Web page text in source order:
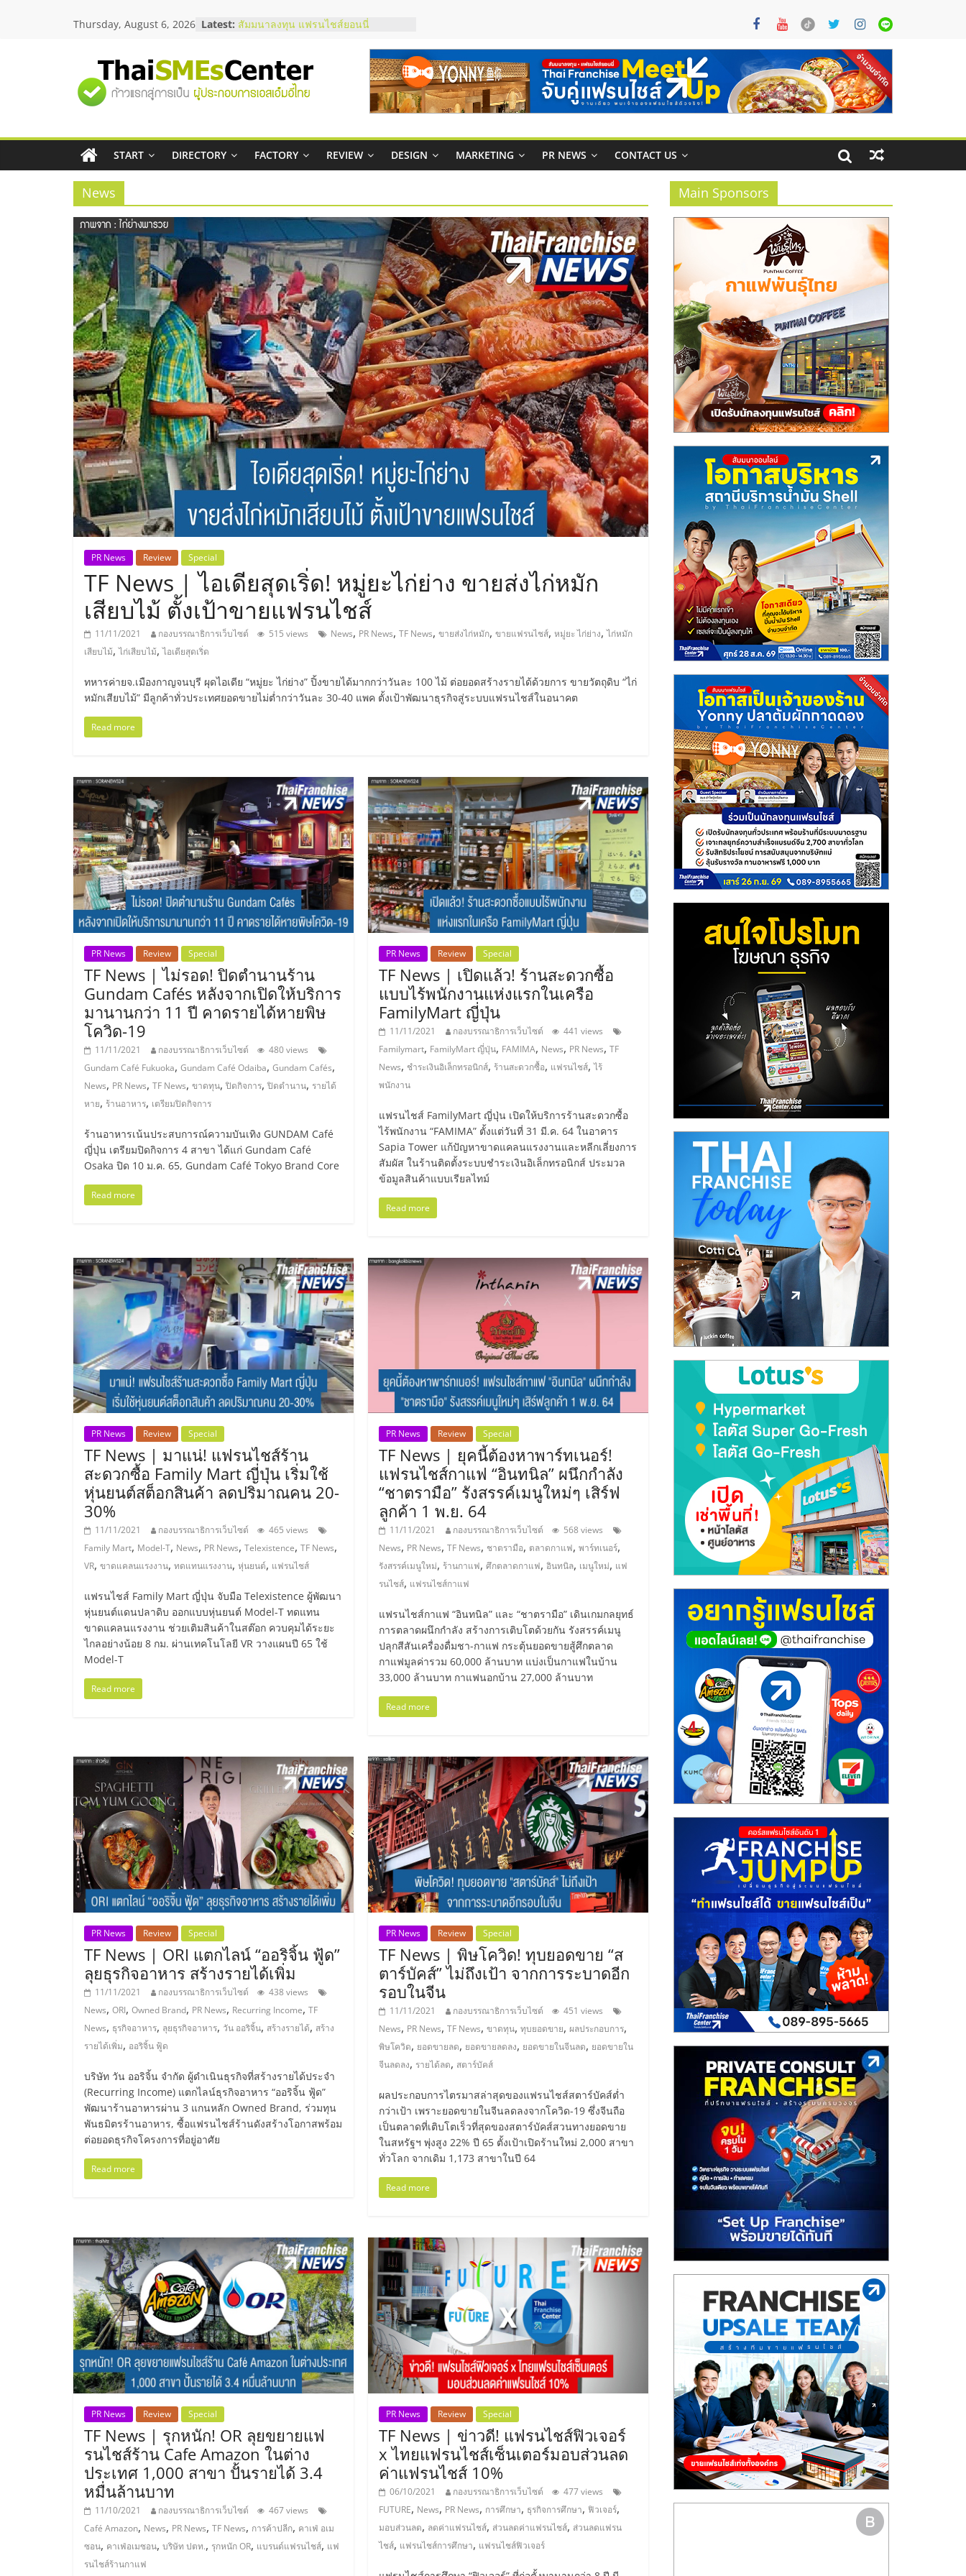
Thursday, August 6, 2026 Latest: สัมมนาลงทุน แฟรนไชส์ยอนนี่
ร้านเครื่องเสียงคุณภาพสูง พร้อม
โซลูชันระบบภาพและเสียง
บริษัท Cybersecurity ในไทยที่ไหนดี?
วิธีเลือกผู้ให้บริการให้คุ้มค่าและตอบ
อยากหาเงินทุน เพิ่มสภาพคล่องให้ธุรกิจ
เริ่มยังไงให้ผ่านฉลุย
สัมมนาออนไลน์ โอกาสบริหารสถานี
"ศูนย์
รวม
ข้อมูล
ธุรกิจ
SME
แห่ง
ประเทศไทย,
ThaiSMEsCenter,
รวม
ธุรกิจ
เอ
ส
เอ็
มอี
ไทย,
SMEs,
แฟ
รน
ไชส์,
ที่
ปรึกษา
แฟ
รน
ไชส์,
รวม
แฟ
รน
ไชส์
ขาย
รน
ไชส์
แฟ
รน
ไชส์
ขาย
หน้า
บ้าน
ลงทุน
น้อย
คืน
ทุน
ไว,
ที่
ปรึกษา
การ
ลงทุน
และ
ขยาย
สา
ขา
แฟ
รน
ไชส์,
ศูนย์
รวม
แฟ
รน
ไชส์
พร้อม
ทำเล
สำหรับ
เปิด
START DIRECTORY FACTORY REVIEW DESIGN MARKETING PR NEWS CONTACT US
News
PR News Review Special
TF News | ไอเดียสุดเริ่ด! หมู่ยะไก่ย่าง ขายส่งไก่หมัก
เสียบไม้ ตั้งเป้าขายแฟรนไชส์
11/11/2021 กองบรรณาธิการเว็บไซต์ 515 views News, PR News, TF News, ขายส่งไก่หมัก, ขายแฟรนไชส์, หมู่ยะ ไก่ย่าง,ไก่หมัก
เสียบไม้,ไก่เสียบไม้,ไอเดียสุดเริ่ด
ทหารค่ายจ.เมืองกาญจนบุรี ผุดไอเดีย “หมู่ยะ ไก่ย่าง” ปิ้งขายได้มากกว่าวันละ 100 ไม้ ต่อยอดสร้างรายได้ด้วยการ ขายวัตถุดิบ “ไก่
หมักเสียบไม้” มีลูกค้าทั่วประเทศยอดขายไม่ต่ำกว่าวันละ 30-40 แพค ตั้งเป้าพัฒนาธุรกิจสู่ระบบแฟรนไชส์ในอนาคต
Read more
PR News Review Special
TF News | ไม่รอด! ปิดตำนานร้าน
Gundam Cafés หลังจากเปิดให้บริการ
มานานกว่า 11 ปี คาดรายได้หายพิษ
โควิด-19
11/11/2021 กองบรรณาธิการเว็บไซต์
480 views
Gundam Café Fukuoka, Gundam Café Odaiba, Gundam Cafés,
News, PR News, TF News, ขาดทุน,ปิดกิจการ,ปิดตำนาน, รายได้
หาย, ร้านอาหาร, เตรียมปิดกิจการ
ร้านอาหารเน้นประสบการณ์ความบันเทิง GUNDAM Café
ญี่ปุ่น เตรียมปิดกิจการ 4 สาขา ได้แก่ Gundam Café
Osaka ปิด 10 ม.ค. 65, Gundam Café Tokyo Brand Core
Read more
PR News Review Special
TF News | เปิดแล้ว! ร้านสะดวกซื้อ
แบบไร้พนักงานแห่งแรกในเครือ
FamilyMart ญี่ปุ่น
11/11/2021 กองบรรณาธิการเว็บไซต์
441 views
Familymart, FamilyMart ญี่ปุ่น, FAMIMA, News, PR News,TF
News, ชำระเงินอิเล็กทรอนิกส์, ร้านสะดวกซื้อ, แฟรนไชส์,ไร้
พนักงาน
แฟรนไชส์ FamilyMart ญี่ปุ่น เปิดให้บริการร้านสะดวกซื้อ
ไร้พนักงาน “FAMIMA” ตั้งแต่วันที่ 31 มี.ค. 64 ในอาคาร
Sapia Tower แก้ปัญหาขาดแคลนแรงงานและหลีกเลี่ยงการ
สัมผัส ในร้านติดตั้งระบบชำระเงินอิเล็กทรอนิกส์ ประมวล
ข้อมูลสินค้าแบบเรียลไทม์
Read more
PR News Review Special
TF News | มาแน่! แฟรนไชส์ร้าน
สะดวกซื้อ Family Mart ญี่ปุ่น เริ่มใช้
หุ่นยนต์สต็อกสินค้า ลดปริมาณคน 20-
30%
11/11/2021 กองบรรณาธิการเว็บไซต์
465 views
Family Mart, Model-T, News, PR News, Telexistence, TF News,
VR, ขาดแคลนแรงงาน, ทดแทนแรงงาน, หุ่นยนต์, แฟรนไชส์
แฟรนไชส์ Family Mart ญี่ปุ่น จับมือ Telexistence ผู้พัฒนา
หุ่นยนต์แดนปลาดิบ ออกแบบหุ่นยนต์ Model-T ทดแทน
ขาดแคลนแรงงาน ช่วยเติมสินค้าในสต๊อก ควบคุมได้ระยะ
ไกลอย่างน้อย 8 กม. ผ่านเทคโนโลยี VR วางแผนปี 65 ใช้
Model-T
Read more
PR News Review Special
TF News | ยุคนี้ต้องหาพาร์ทเนอร์!
แฟรนไชส์กาแฟ “อินทนิล” ผนึกกำลัง
“ชาตรามือ” รังสรรค์เมนูใหม่ๆ เสิร์ฟ
ลูกค้า 1 พ.ย. 64
11/11/2021 กองบรรณาธิการเว็บไซต์
568 views
News, PR News,TF News, ชาตรามือ, ตลาดกาแฟ,พาร์ทเนอร์,
รังสรรค์เมนูใหม่, ร้านกาแฟ,ศึกตลาดกาแฟ,อินทนิล, เมนูใหม่, แฟ
รนไชส์, แฟรนไชส์กาแฟ
แฟรนไชส์กาแฟ “อินทนิล” และ “ชาตรามือ” เดินเกมกลยุทธ์
การตลาดผนึกกำลัง สร้างการเติบโตด้วยกัน รังสรรค์เมนู
ปลุกสีสันเครื่องดื่มชา-กาแฟ กระตุ้นยอดขายสู้ศึกตลาด
กาแฟมูลค่ารวม 60,000 ล้านบาท แบ่งเป็นกาแฟในบ้าน
33,000 ล้านบาท กาแฟนอกบ้าน 27,000 ล้านบาท
Read more
PR News Review Special
TF News | ORI แตกไลน์ “ออริจิ้น ฟู้ด”
ลุยธุรกิจอาหาร สร้างรายได้เพิ่ม
11/11/2021 กองบรรณาธิการเว็บไซต์
438 views
News, ORI, Owned Brand, PR News, Recurring Income, TF
News, ธุรกิจอาหาร, ลุยธุรกิจอาหาร, วัน ออริจิ้น, สร้างรายได้, สร้าง
รายได้เพิ่ม, ออริจิ้น ฟู้ด
บริษัท วัน ออริจิ้น จำกัด ผู้ดำเนินธุรกิจที่สร้างรายได้ประจำ
(Recurring Income) แตกไลน์ธุรกิจอาหาร “ออริจิ้น ฟู้ด”
พัฒนาร้านอาหารผ่าน 3 แกนหลัก Owned Brand, ร่วมทุน
พันธมิตรร้านอาหาร, ซื้อแฟรนไชส์ร้านดังสร้างโอกาสพร้อม
ต่อยอดธุรกิจโครงการที่อยู่อาศัย
Read more
PR News Review Special
TF News | พิษโควิด! ทุบยอดขาย “ส
ตาร์บัคส์” ไม่ถึงเป้า จากการระบาดอีก
รอบในจีน
11/11/2021 กองบรรณาธิการเว็บไซต์
451 views
News, PR News,TF News,ขาดทุน,ทุบยอดขาย,ผลประกอบการ,
พิษโควิด, ยอดขายลด, ยอดขายลดลง, ยอดขายในจีนลด, ยอดขายใน
จีนลดลง, รายได้ลด, สตาร์บัคส์
ผลประกอบการไตรมาสล่าสุดของแฟรนไชส์สตาร์บัคส์ต่ำ
กว่าเป้า เพราะยอดขายในจีนลดลงจากโควิด-19 ซึ่งจีนถือ
เป็นตลาดที่เติบโตเร็วที่สุดของสตาร์บัคส์สวนทางยอดขาย
ในสหรัฐฯ พุ่งสูง 22% ปี 65 ตั้งเป้าเปิดร้านใหม่ 2,000 สาขา
ทั่วโลก จากเดิม 1,173 สาขาในปี 64
Read more
PR News Review Special
TF News | รุกหนัก! OR ลุยขยายแฟ
รนไชส์ร้าน Cafe Amazon ในต่าง
ประเทศ 1,000 สาขา ปั้นรายได้ 3.4
หมื่นล้านบาท
11/10/2021 กองบรรณาธิการเว็บไซต์
467 views
Café Amazon, News, PR News, TF News, การค้าปลีก, คาเฟ่ อเม
ซอน, คาเฟ่อเมซอน, บริษัท ปตท., รุกหนัก OR, แบรนด์แฟรนไชส์, แฟ
รนไชส์ร้านกาแฟ
PR News Review Special
TF News | ข่าวดี! แฟรนไชส์ฟิวเจอร์
x ไทยแฟรนไชส์เซ็นเตอร์มอบส่วนลด
ค่าแฟรนไชส์ 10%
06/10/2021 กองบรรณาธิการเว็บไซต์
477 views
FUTURE, News, PR News, การศึกษา, ธุรกิจการศึกษา,ฟิวเจอร์,
มอบส่วนลด, ลดค่าแฟรนไชส์, ส่วนลดค่าแฟรนไชส์, ส่วนลดแฟรน
ไชส์, แฟรนไชส์การศึกษา, แฟรนไชส์ฟิวเจอร์
Main Sponsors